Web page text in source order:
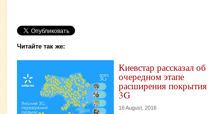
Читайте так же:
Киевстар рассказал об
очередном этапе
расширения покрытия
3G
16 August, 2016